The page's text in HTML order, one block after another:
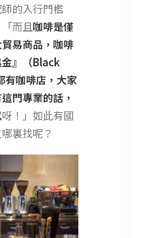
的入行門檻
而且咖啡是僅
易商品，咖啡
』（Black
有咖啡店，大家
門專業的話，
呀！」如此有國
裏找呢？